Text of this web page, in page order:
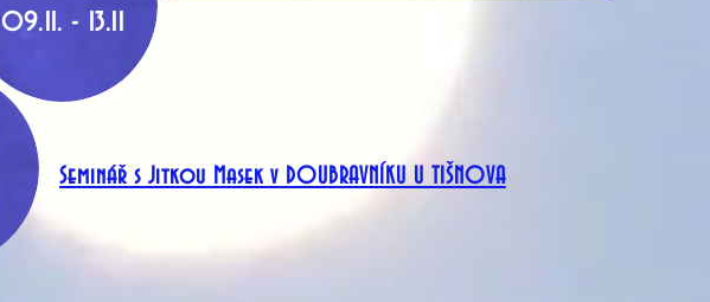
09.11. - 13.11
Seminář s Jitkou Masek v DOUBRAVNÍKU U TIŠNOVA